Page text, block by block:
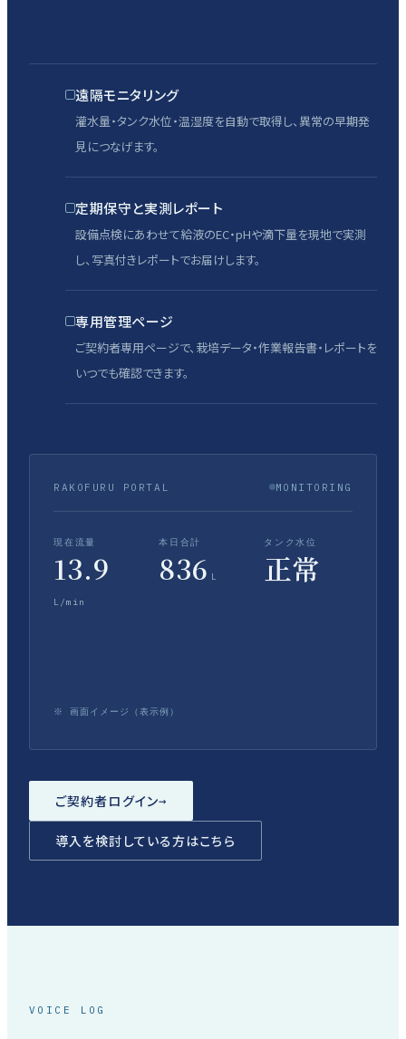
遠隔モニタリング
灌水量・タンク水位・温湿度を自動で取得し、異常の早期発
見につなげます。
定期保守と実測レポート
設備点検にあわせて給液のEC・pHや滴下量を現地で実測
し、写真付きレポートでお届けします。
専用管理ページ
ご契約者専用ページで、栽培データ・作業報告書・レポートを
いつでも確認できます。
RAKOFURU PORTAL MONITORING
現在流量
13.9
L/min
本日合計
836 L
タンク水位
正常
※ 画面イメージ（表示例）
ご契約者ログイン→
導入を検討している方はこちら
VOICE LOG